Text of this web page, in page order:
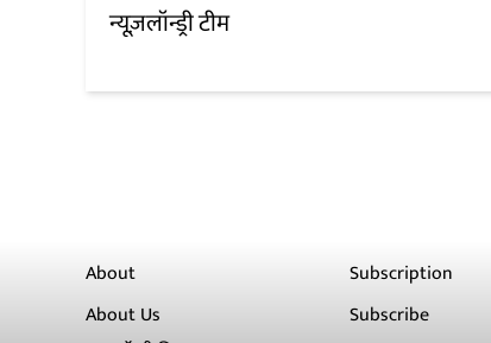
न्यूज़लॉन्ड्री टीम
About
About Us
Subscription
Subscribe